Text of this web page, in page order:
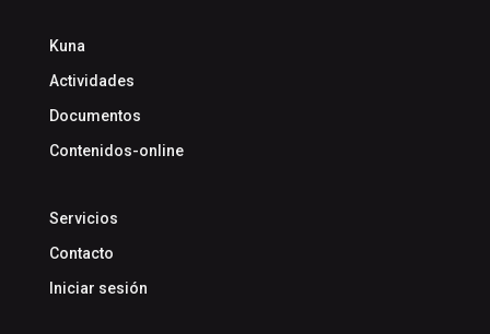
Kuna
Actividades
Documentos
Contenidos-online
Servicios
Contacto
Iniciar sesión